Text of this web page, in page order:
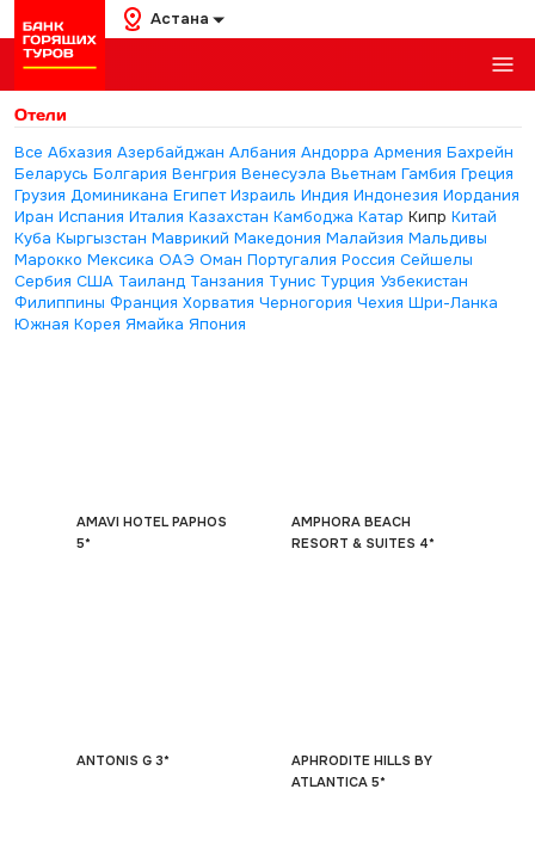
Астана
Отели
Все Абхазия Азербайджан Албания Андорра Армения Бахрейн
Беларусь Болгария Венгрия Венесуэла Вьетнам Гамбия Греция
Грузия Доминикана Египет Израиль Индия Индонезия Иордания
Иран Испания Италия Казахстан Камбоджа Катар Кипр Китай
Куба Кыргызстан Маврикий Македония Малайзия Мальдивы
Марокко Мексика ОАЭ Оман Португалия Россия Сейшелы
Сербия США Таиланд Танзания Тунис Турция Узбекистан
Филиппины Франция Хорватия Черногория Чехия Шри-Ланка
Южная Корея Ямайка Япония
AMAVI HOTEL PAPHOS
5*
AMPHORA BEACH
RESORT & SUITES 4*
ANTONIS G 3*
APHRODITE HILLS BY
ATLANTICA 5*